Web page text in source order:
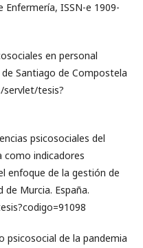
ISSN-e 1909-
en personal
Santiago de Compostela
servlet/tesis?
psicosociales del
como indicadores
enfoque de la gestión de
de Murcia. España.
psicosocial de la pandemia